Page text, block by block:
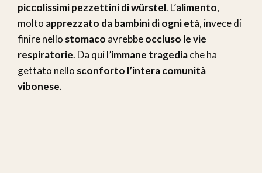
piccolissimi pezzettini di würstel. L’alimento,
molto apprezzato da bambini di ogni età, invece di
finire nello stomaco avrebbeoccluso le vie
respiratorie. Da qui l’immane tragediache ha
gettato nello sconforto l’intera comunità
vibonese.